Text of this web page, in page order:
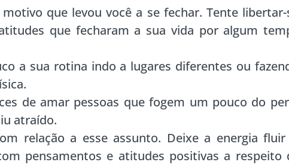
que levou você a se fechar. Tente libertar-
que fecharam a sua vida por algum
a sua rotina indo a lugares diferentes ou
de amar pessoas que fogem um pouco do
atraído.
relação a esse assunto. Deixe a energia
pensamentos e atitudes positivas a respeito